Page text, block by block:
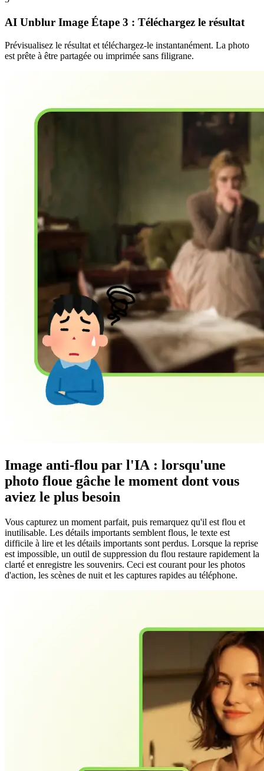
AI Unblur Image Étape 3 : Téléchargez le résultat
Prévisualisez le résultat et téléchargez-le instantanément. La photo
est prête à être partagée ou imprimée sans filigrane.
Image anti-flou par l'IA : lorsqu'une
photo floue gâche le moment dont vous
aviez le plus besoin
Vous capturez un moment parfait, puis remarquez qu'il est flou et
inutilisable. Les détails importants semblent flous, le texte est
difficile à lire et les détails importants sont perdus. Lorsque la reprise
est impossible, un outil de suppression du flou restaure rapidement la
clarté et enregistre les souvenirs. Ceci est courant pour les photos
d'action, les scènes de nuit et les captures rapides au téléphone.